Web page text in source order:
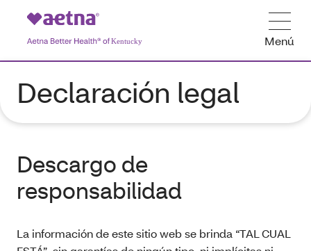
Menú
Declaración legal
Descargo de
responsabilidad
La información de este sitio web se brinda “TAL CUAL